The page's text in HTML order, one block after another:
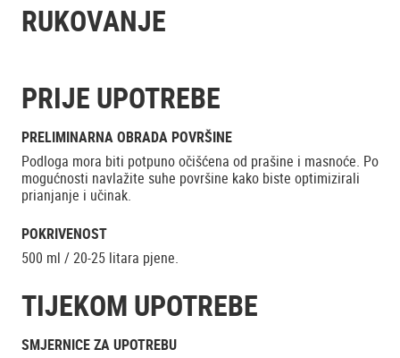
RUKOVANJE
PRIJE UPOTREBE
PRELIMINARNA OBRADA POVRŠINE
Podloga mora biti potpuno očišćena od prašine i masnoće. Po
mogućnosti navlažite suhe površine kako biste optimizirali
prianjanje i učinak.
POKRIVENOST
500 ml / 20-25 litara pjene.
TIJEKOM UPOTREBE
SMJERNICE ZA UPOTREBU